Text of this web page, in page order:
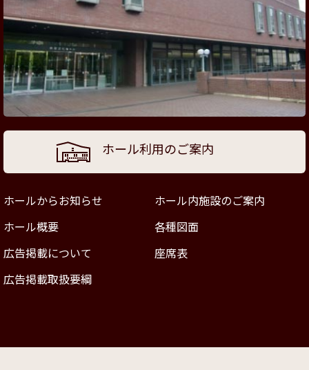
ホール利用のご案内
ホールからお知らせ
ホール内施設のご案内
ホール概要
各種図面
広告掲載について
座席表
広告掲載取扱要綱